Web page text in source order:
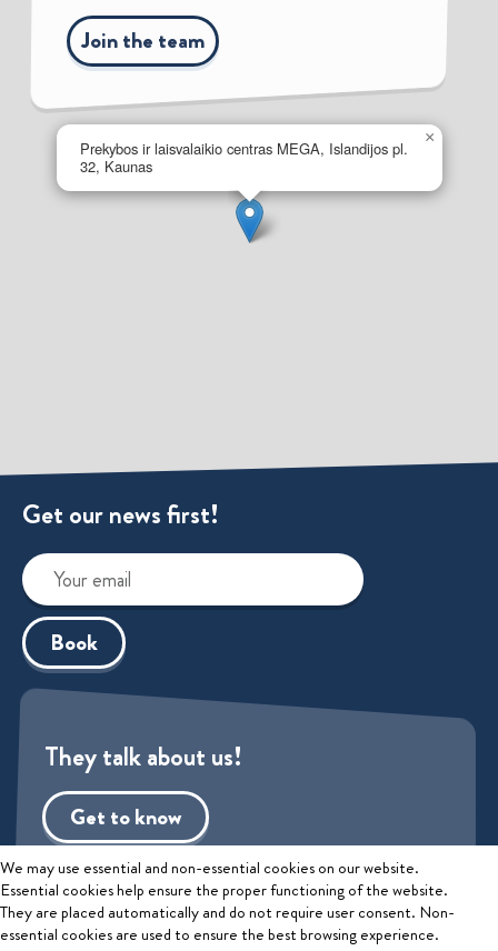
Prekybos ir laisvalaikio centras MEGA, Islandijos pl.
32, Kaunas
×
Join the team
Get our news first!
Book
They talk about us!
Get to know
Privacy policy
2026 © Educatus, UAB
We may use essential and non-essential cookies on our website.
Essential cookies help ensure the proper functioning of the website.
They are placed automatically and do not require user consent. Non-
essential cookies are used to ensure the best browsing experience.